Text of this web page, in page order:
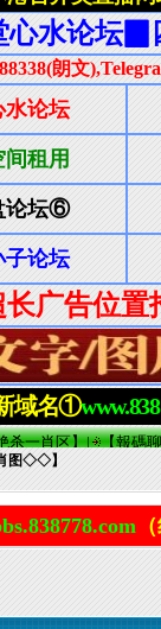
图◇◇】